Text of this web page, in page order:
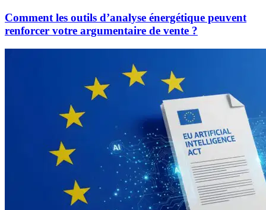
Comment les outils d’analyse énergétique peuvent
renforcer votre argumentaire de vente ?